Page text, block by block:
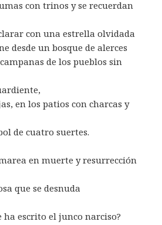
con trinos y se recuerdan
con una estrella olvidada
desde un bosque de alerces
de los pueblos sin
en los patios con charcas y
de cuatro suertes.
en muerte y resurrección
que se desnuda
ha escrito el junco narciso?